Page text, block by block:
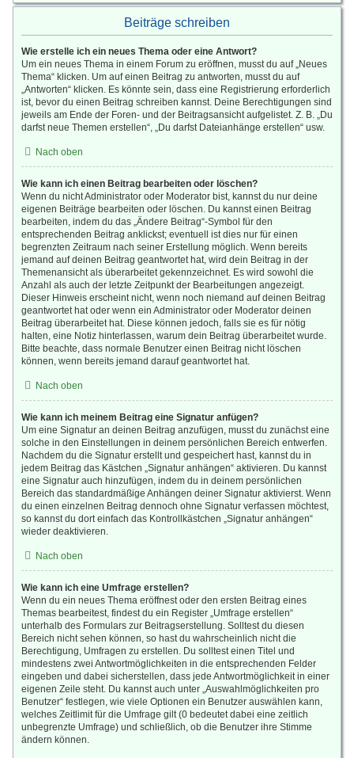
Beiträge schreiben
Wie erstelle ich ein neues Thema oder eine Antwort?
Um ein neues Thema in einem Forum zu eröffnen, musst du auf „Neues
Thema“ klicken. Um auf einen Beitrag zu antworten, musst du auf
„Antworten“ klicken. Es könnte sein, dass eine Registrierung erforderlich
ist, bevor du einen Beitrag schreiben kannst. Deine Berechtigungen sind
jeweils am Ende der Foren- und der Beitragsansicht aufgelistet. Z. B. „Du
darfst neue Themen erstellen“, „Du darfst Dateianhänge erstellen“ usw.
Nach oben
Wie kann ich einen Beitrag bearbeiten oder löschen?
Wenn du nicht Administrator oder Moderator bist, kannst du nur deine
eigenen Beiträge bearbeiten oder löschen. Du kannst einen Beitrag
bearbeiten, indem du das „Ändere Beitrag“-Symbol für den
entsprechenden Beitrag anklickst; eventuell ist dies nur für einen
begrenzten Zeitraum nach seiner Erstellung möglich. Wenn bereits
jemand auf deinen Beitrag geantwortet hat, wird dein Beitrag in der
Themenansicht als überarbeitet gekennzeichnet. Es wird sowohl die
Anzahl als auch der letzte Zeitpunkt der Bearbeitungen angezeigt.
Dieser Hinweis erscheint nicht, wenn noch niemand auf deinen Beitrag
geantwortet hat oder wenn ein Administrator oder Moderator deinen
Beitrag überarbeitet hat. Diese können jedoch, falls sie es für nötig
halten, eine Notiz hinterlassen, warum dein Beitrag überarbeitet wurde.
Bitte beachte, dass normale Benutzer einen Beitrag nicht löschen
können, wenn bereits jemand darauf geantwortet hat.
Nach oben
Wie kann ich meinem Beitrag eine Signatur anfügen?
Um eine Signatur an deinen Beitrag anzufügen, musst du zunächst eine
solche in den Einstellungen in deinem persönlichen Bereich entwerfen.
Nachdem du die Signatur erstellt und gespeichert hast, kannst du in
jedem Beitrag das Kästchen „Signatur anhängen“ aktivieren. Du kannst
eine Signatur auch hinzufügen, indem du in deinem persönlichen
Bereich das standardmäßige Anhängen deiner Signatur aktivierst. Wenn
du einen einzelnen Beitrag dennoch ohne Signatur verfassen möchtest,
so kannst du dort einfach das Kontrollkästchen „Signatur anhängen“
wieder deaktivieren.
Nach oben
Wie kann ich eine Umfrage erstellen?
Wenn du ein neues Thema eröffnest oder den ersten Beitrag eines
Themas bearbeitest, findest du ein Register „Umfrage erstellen“
unterhalb des Formulars zur Beitragserstellung. Solltest du diesen
Bereich nicht sehen können, so hast du wahrscheinlich nicht die
Berechtigung, Umfragen zu erstellen. Du solltest einen Titel und
mindestens zwei Antwortmöglichkeiten in die entsprechenden Felder
eingeben und dabei sicherstellen, dass jede Antwortmöglichkeit in einer
eigenen Zeile steht. Du kannst auch unter „Auswahlmöglichkeiten pro
Benutzer“ festlegen, wie viele Optionen ein Benutzer auswählen kann,
welches Zeitlimit für die Umfrage gilt (0 bedeutet dabei eine zeitlich
unbegrenzte Umfrage) und schließlich, ob die Benutzer ihre Stimme
ändern können.